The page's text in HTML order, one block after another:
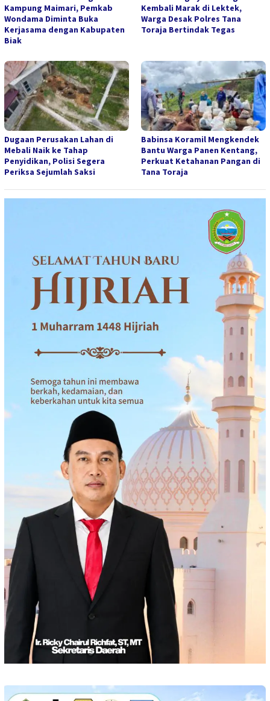
Kampung Maimari, Pemkab
Wondama Diminta Buka
Kerjasama dengan Kabupaten
Biak
Kembali Marak di Lektek,
Warga Desak Polres Tana
Toraja Bertindak Tegas
Dugaan Perusakan Lahan di
Mebali Naik ke Tahap
Penyidikan, Polisi Segera
Periksa Sejumlah Saksi
Babinsa Koramil Mengkendek
Bantu Warga Panen Kentang,
Perkuat Ketahanan Pangan di
Tana Toraja